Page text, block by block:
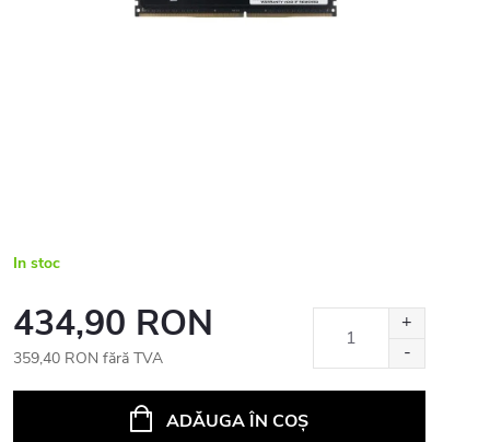
In stoc
434,90 RON
359,40 RON fără TVA
ADĂUGA ÎN COŞ